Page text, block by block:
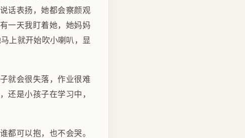
话表扬，她都会察颜观
一天我盯着她，她妈妈
上就开始吹小喇叭，显
就会很失落，作业很难
还是小孩子在学习中，
都可以抱，也不会哭。